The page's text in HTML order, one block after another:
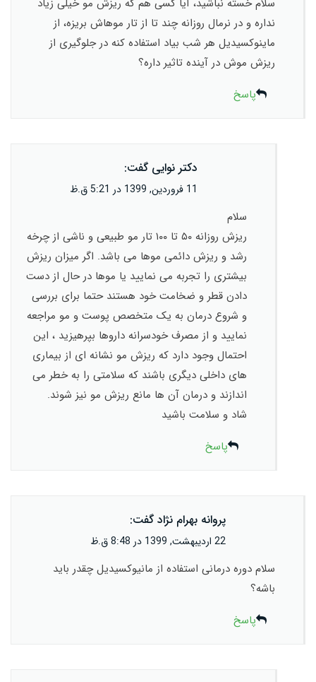
سلام خسته نباشید، آیا کسی هم که ریزش مو خیلی زیاد
نداره و در نرمال روزانه چند تا از تار موهاش بریزه، از
ماینوکسیدیل هر شب بیاد استفاده کنه در جلوگیری از
ریزش موش در آینده تاثیر داره؟
پاسخ
دکتر نوایی گفت:
11 فروردین, 1399 در 5:21 ق.ظ
سلام
ریزش روزانه ۵۰ تا ۱۰۰ تار مو طبیعی و ناشی از چرخه
رشد و ریزش دائمی موها می باشد. اگر میزان ریزش
بیشتری را تجربه می نمایید یا موها در حال از دست
دادن قطر و ضخامت خود هستند حتما برای بررسی
و شروع درمان به یک متخصص پوست و مو مراجعه
نمایید و از مصرف خودسرانه داروها بپرهیزید ، این
احتمال وجود دارد که ریزش مو نشانه ای از بیماری
های داخلی دیگری باشند که سلامتی را به خطر می
اندازند و درمان آن ها مانع ریزش مو نیز شوند.
شاد و سلامت باشید
پاسخ
پروانه بهرام نژاد گفت:
22 اردیبهشت, 1399 در 8:48 ق.ظ
سلام دوره درمانی استفاده از مانیوکسیدیل چقدر باید
باشه؟
پاسخ